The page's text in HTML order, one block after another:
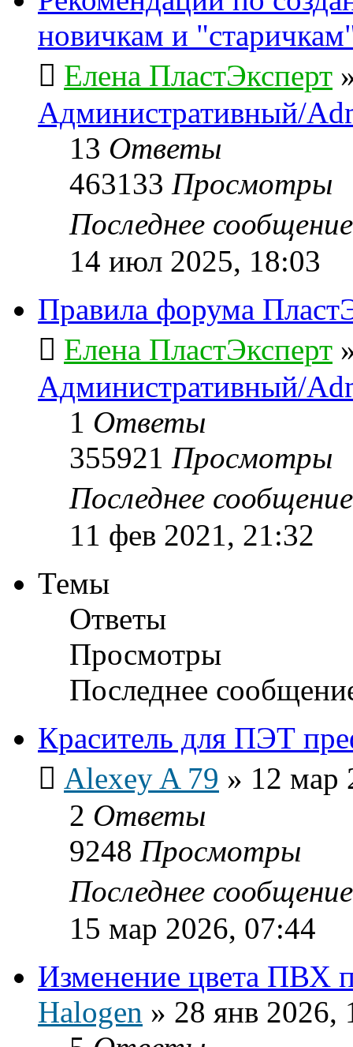
новичкам и
Елена ПластЭксперт
Административный/
13 Ответы
463133 Просмотры
Последнее
14 июл 2025, 18:03
Правила форума
Елена ПластЭксперт
Административный/
1 Ответы
355921 Просмотры
Последнее
11 фев 2021, 21:32
Темы
Ответы
Просмотры
Последнее
Краситель для ПЭТ
Alexey A 79 » 12 мар
2 Ответы
9248 Просмотры
Последнее
15 мар 2026, 07:44
Изменение цвета ПВХ
Halogen » 28 янв 2026,